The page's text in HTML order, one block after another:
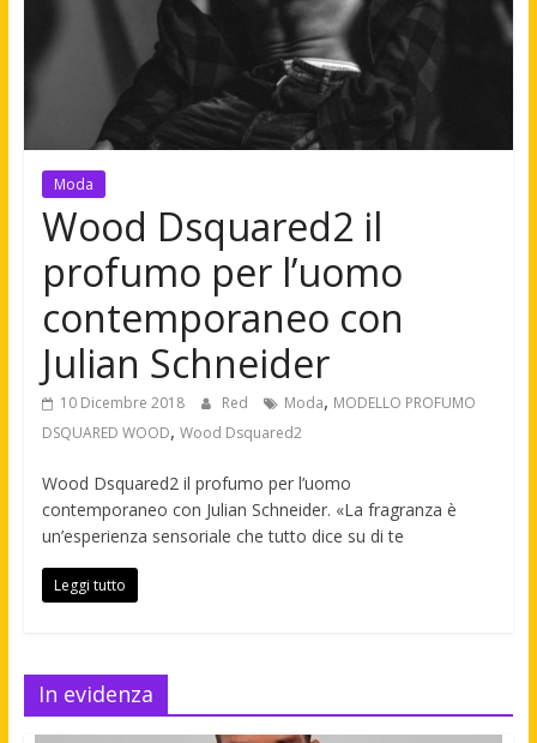
Moda
Wood Dsquared2 il
profumo per l’uomo
contemporaneo con
Julian Schneider
10 Dicembre 2018 Red Moda, MODELLO PROFUMO
DSQUARED WOOD, Wood Dsquared2
Wood Dsquared2 il profumo per l’uomo
contemporaneo con Julian Schneider. «La fragranza è
un’esperienza sensoriale che tutto dice su di te
Leggi tutto
In evidenza